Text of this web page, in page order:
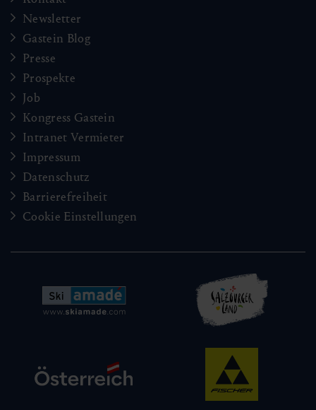
Newsletter
Gastein Blog
Presse
Prospekte
Job
Kongress Gastein
Intranet Vermieter
Impressum
Datenschutz
Barrierefreiheit
Cookie Einstellungen